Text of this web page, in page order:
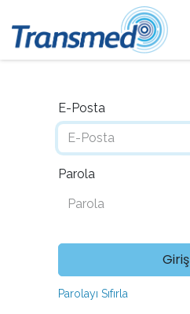
E-Posta
Parola
Giriş
Parolayı Sıfırla